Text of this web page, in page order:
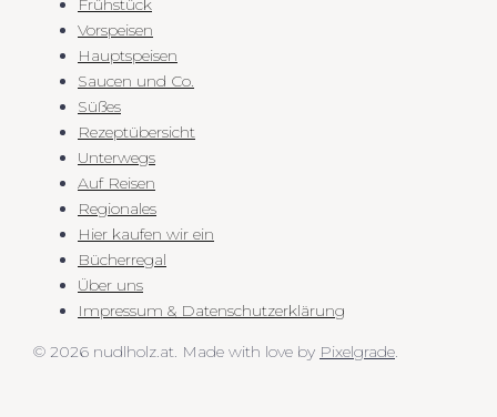
Vorspeisen
Hauptspeisen
Saucen und Co.
Süßes
Rezeptübersicht
Unterwegs
Auf Reisen
Regionales
Hier kaufen wir ein
Bücherregal
Über uns
Impressum & Datenschutzerklärung
© 2026 nudlholz.at. Made with love by Pixelgrade